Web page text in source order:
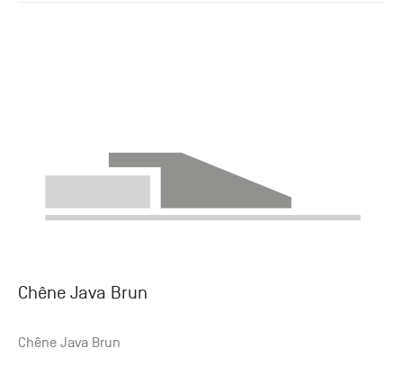
Chêne Java Brun
Chêne Java Brun